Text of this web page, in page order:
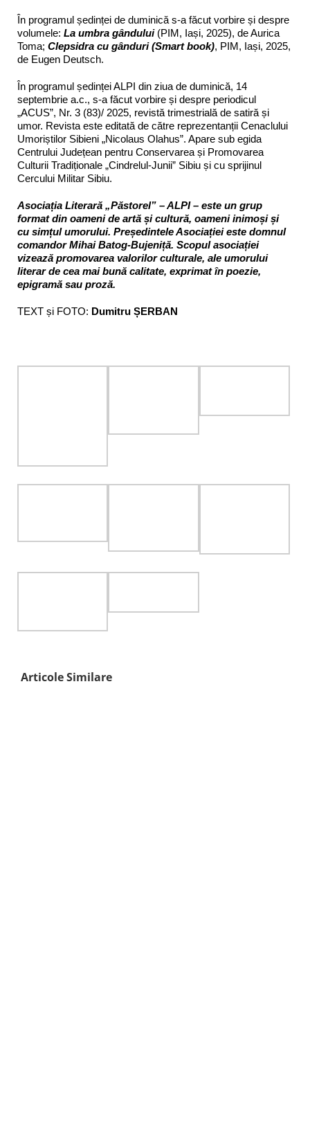
În programul ședinței de duminică s-a făcut vorbire și despre
volumele: La umbra gândului(PIM, Iași, 2025), de Aurica
Toma; Clepsidra cu gânduri (Smart book), PIM, Iași, 2025,
de Eugen Deutsch.
În programul ședinței ALPI din ziua de duminică, 14
septembrie a.c., s-a făcut vorbire și despre periodicul
„ACUS”, Nr. 3 (83)/ 2025, revistă trimestrială de satiră și
umor. Revista este editată de către reprezentanții Cenaclului
Umoriștilor Sibieni „Nicolaus Olahus”. Apare sub egida
Centrului Județean pentru Conservarea și Promovarea
Culturii Tradiționale „Cindrelul-Junii” Sibiu și cu sprijinul
Cercului Militar Sibiu.
Asociația Literară „Păstorel” – ALPI – este un grup
format din oameni de artă și cultură, oameni inimoși și
cu simțul umorului. Președintele Asociației este domnul
comandor Mihai Batog-Bujeniță. Scopul asociației
vizează promovarea valorilor culturale, ale umorului
literar de cea mai bună calitate, exprimat în poezie,
epigramă sau proză.
TEXT și FOTO: Dumitru ȘERBAN
Articole Similare